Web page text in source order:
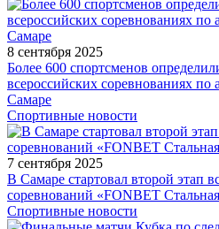
8 сентября 2025
Более 600 спортсменов
всероссийских соревнованиях по
Самаре
Спортивные новости
7 сентября 2025
В Самаре стартовал второй этап
соревнований «FONBET
Спортивные новости